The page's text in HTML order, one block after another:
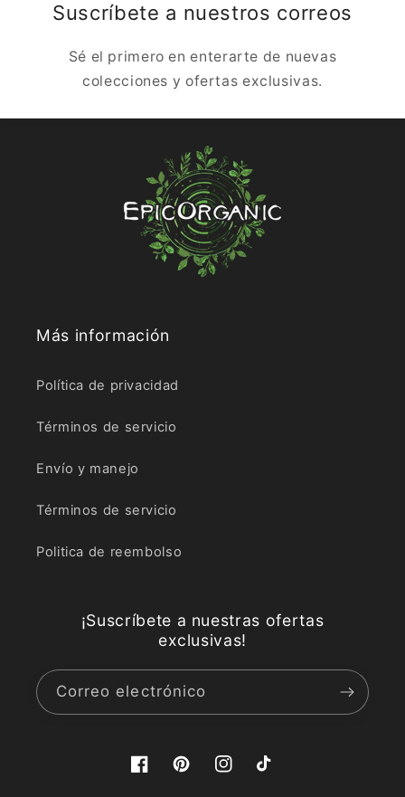
Suscríbete a nuestros correos
Sé el primero en enterarte de nuevas
colecciones y ofertas exclusivas.
Más información
Política de privacidad
Términos de servicio
Envío y manejo
Términos de servicio
Politica de reembolso
¡Suscríbete a nuestras ofertas
exclusivas!
Correo electrónico
FacebookPinterestInstagramTikTok